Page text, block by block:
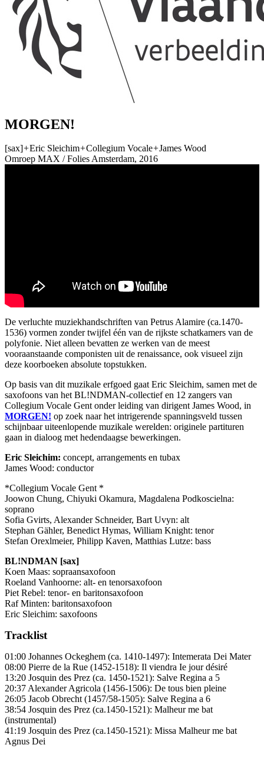
MORGEN!
[sax]+Eric Sleichim+Collegium Vocale+James Wood
Omroep MAX / Folies Amsterdam, 2016
De verluchte muziekhandschriften van Petrus Alamire (ca.1470-
1536) vormen zonder twijfel één van de rijkste schatkamers van de
polyfonie. Niet alleen bevatten ze werken van de meest
vooraanstaande componisten uit de renaissance, ook visueel zijn
deze koorboeken absolute topstukken.
Op basis van dit muzikale erfgoed gaat Eric Sleichim, samen met de
saxofoons van het BL!NDMAN-collectief en 12 zangers van
Collegium Vocale Gent onder leiding van dirigent James Wood, in
MORGEN! op zoek naar het intrigerende spanningsveld tussen
schijnbaar uiteenlopende muzikale werelden: originele partituren
gaan in dialoog met hedendaagse bewerkingen.
Eric Sleichim: concept, arrangements en tubax
James Wood: conductor
*Collegium Vocale Gent *
Joowon Chung, Chiyuki Okamura, Magdalena Podkoscielna:
soprano
Sofia Gvirts, Alexander Schneider, Bart Uvyn: alt
Stephan Gähler, Benedict Hymas, William Knight: tenor
Stefan Orexlmeier, Philipp Kaven, Matthias Lutze: bass
BL!NDMAN [sax]
Koen Maas: sopraansaxofoon
Roeland Vanhoorne: alt- en tenorsaxofoon
Piet Rebel: tenor- en baritonsaxofoon
Raf Minten: baritonsaxofoon
Eric Sleichim: saxofoons
Tracklist
01:00 Johannes Ockeghem (ca. 1410-1497): Intemerata Dei Mater
08:00 Pierre de la Rue (1452-1518): Il viendra Ie jour désiré
13:20 Josquin des Prez (ca. 1450-1521): Salve Regina a 5
20:37 Alexander Agricola (1456-1506): De tous bien pleine
26:05 Jacob Obrecht (1457/58-1505): Salve Regina a 6
38:54 Josquin des Prez (ca.1450-1521): Malheur me bat
(instrumental)
41:19 Josquin des Prez (ca.1450-1521): Missa Malheur me bat
Agnus Dei